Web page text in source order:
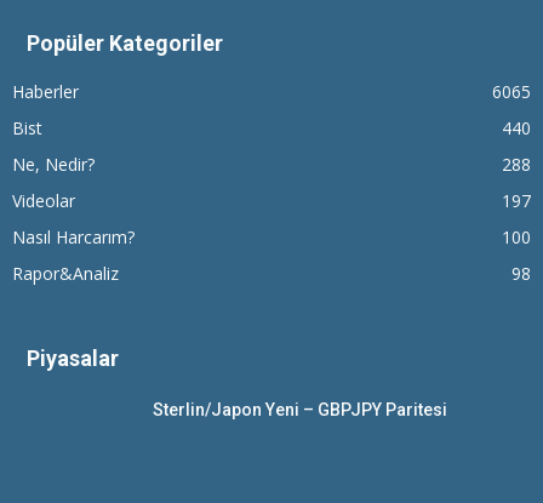
Popüler Kategoriler
Haberler
6065
Bist
440
Ne, Nedir?
288
Videolar
197
Nasıl Harcarım?
100
Rapor&Analiz
98
Piyasalar
Sterlin/Japon Yeni – GBPJPY Paritesi